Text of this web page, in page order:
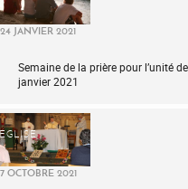
24 JANVIER 2021
Semaine de la prière pour l’unité
janvier 2021
ÉGLISE
7 OCTOBRE 2021